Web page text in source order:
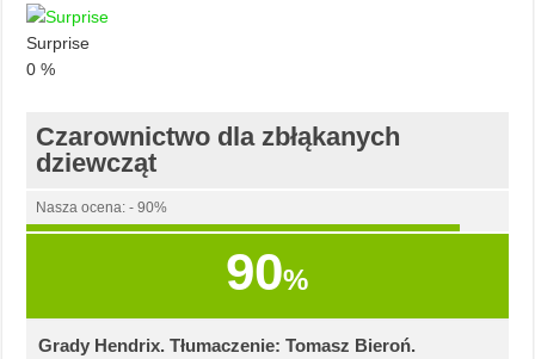
Surprise
0 %
Czarownictwo dla zbłąkanych
dziewcząt
Nasza ocena: - 90%
90%
Grady Hendrix. Tłumaczenie: Tomasz Bieroń.